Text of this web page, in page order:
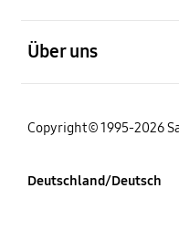
Über uns
Copyright© 1995-2026
Deutschland/Deutsch